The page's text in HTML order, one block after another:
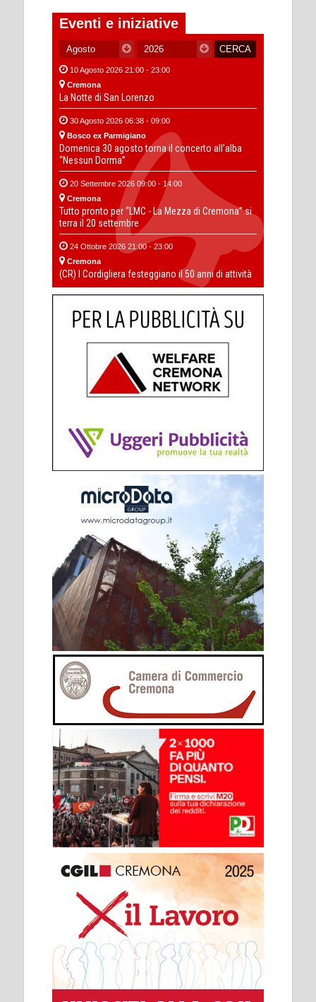
Eventi e iniziative
10 Agosto 2026 21:00 - 23:00
Cremona
La Notte di San Lorenzo
30 Agosto 2026 06:38 - 09:00
Bosco ex Parmigiano
Domenica 30 agosto torna il concerto all’alba
“Nessun Dorma”
20 Settembre 2026 09:00 - 14:00
Cremona
Tutto pronto per “LMC - La Mezza di Cremona” si
terra il 20 settembre
24 Ottobre 2026 21:00 - 23:00
Cremona
(CR) I Cordigliera festeggiano il 50 anni di attività